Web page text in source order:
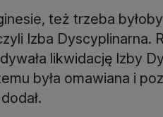
też trzeba
Izba Dyscyplinarna.
likwidację Izby
była omawiana i